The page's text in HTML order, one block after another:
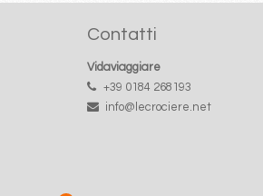
Contatti
Vidaviaggiare
+39 0184 268193
info@lecrociere.net